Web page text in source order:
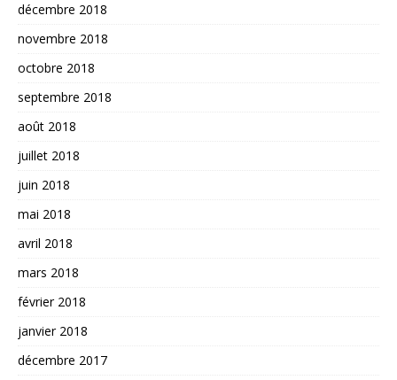
décembre 2018
novembre 2018
octobre 2018
septembre 2018
août 2018
juillet 2018
juin 2018
mai 2018
avril 2018
mars 2018
février 2018
janvier 2018
décembre 2017